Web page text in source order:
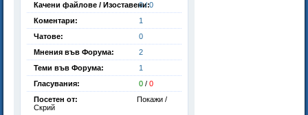
Качени файлове / Изоставени:
0 / 0
Коментари:
1
Чатове:
0
Мнения във Форума:
2
Теми във Форума:
1
Гласувания:
0 / 0
Посетен от:
Покажи /
Скрий